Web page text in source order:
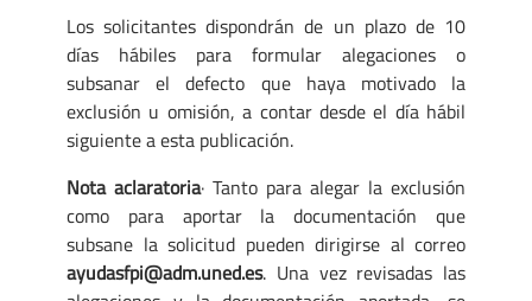
Los solicitantes dispondrán de un plazo de 10
días hábiles para formular alegaciones o
subsanar el defecto que haya motivado la
exclusión u omisión, a contar desde el día hábil
siguiente a esta publicación.
Nota aclaratoria· Tanto para alegar la exclusión
como para aportar la documentación que
subsane la solicitud pueden dirigirse al correo
ayudasfpi@adm.uned.es. Una vez revisadas las